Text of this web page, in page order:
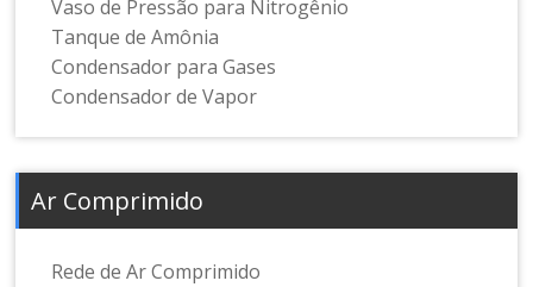
Vaso de Pressão para Nitrogênio
Tanque de Amônia
Condensador para Gases
Condensador de Vapor
Ar Comprimido
Rede de Ar Comprimido